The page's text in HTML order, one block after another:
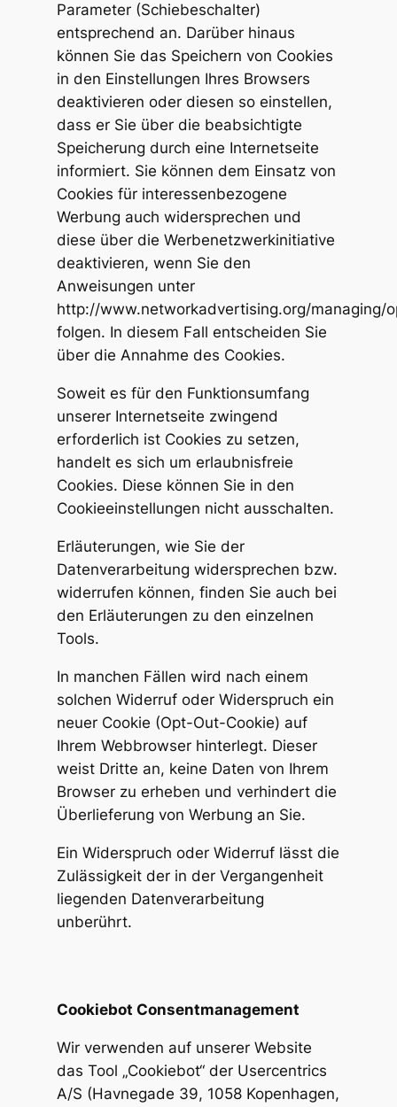
Parameter (Schiebeschalter)
entsprechend an. Darüber hinaus
können Sie das Speichern von Cookies
in den Einstellungen Ihres Browsers
deaktivieren oder diesen so einstellen,
dass er Sie über die beabsichtigte
Speicherung durch eine Internetseite
informiert. Sie können dem Einsatz von
Cookies für interessenbezogene
Werbung auch widersprechen und
diese über die Werbenetzwerkinitiative
deaktivieren, wenn Sie den
Anweisungen unter
http://www.networkadvertising.org/managing/
folgen. In diesem Fall entscheiden Sie
über die Annahme des Cookies.
Soweit es für den Funktionsumfang
unserer Internetseite zwingend
erforderlich ist Cookies zu setzen,
handelt es sich um erlaubnisfreie
Cookies. Diese können Sie in den
Cookieeinstellungen nicht ausschalten.
Erläuterungen, wie Sie der
Datenverarbeitung widersprechen bzw.
widerrufen können, finden Sie auch bei
den Erläuterungen zu den einzelnen
Tools.
In manchen Fällen wird nach einem
solchen Widerruf oder Widerspruch ein
neuer Cookie (Opt-Out-Cookie) auf
Ihrem Webbrowser hinterlegt. Dieser
weist Dritte an, keine Daten von Ihrem
Browser zu erheben und verhindert die
Überlieferung von Werbung an Sie.
Ein Widerspruch oder Widerruf lässt die
Zulässigkeit der in der Vergangenheit
liegenden Datenverarbeitung
unberührt.
Cookiebot Consentmanagement
Wir verwenden auf unserer Website
das Tool „Cookiebot“ der Usercentrics
A/S (Havnegade 39, 1058 Kopenhagen,